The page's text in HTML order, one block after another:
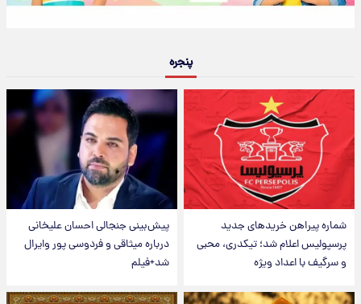
پنجره
شماره پیراهن خریدهای جدید
پرسپولیس اعلام شد؛ تیکدری، محبی
و سرگیف با اعداد ویژه
پیش‌بینی جنجالی احسان علیخانی
درباره میثاقی و فردوسی پور وایرال
شد+فیلم